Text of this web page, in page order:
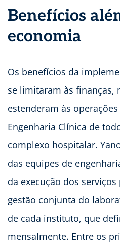
Benefícios
economia
Os benefícios da
se limitaram às finanças,
estenderam às
Engenharia Clínica de
complexo hospitalar.
das equipes de
da execução dos
gestão conjunta do
de cada instituto, que
mensalmente. Entre os